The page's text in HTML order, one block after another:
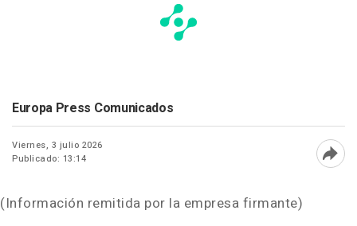
Europa Press Comunicados
Viernes, 3 julio 2026
Publicado: 13:14
(Información remitida por la empresa firmante)